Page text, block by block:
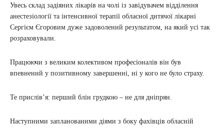
Увесь склад задіяних лікарів на чолі із завідувачем відділення
анестезіології та інтенсивної терапії обласної дитячої лікарні
Сергієм Єгоровим дуже задоволений результатом, на який усі так
розраховували.
Працюючи з великим колективом професіоналів він був
впевнений у позитивному завершенні, ні у кого не було страху.
Те прислів’я: перший блін грудкою – не для дніпрян.
Наступними запланованими діями з боку фахівців обласній